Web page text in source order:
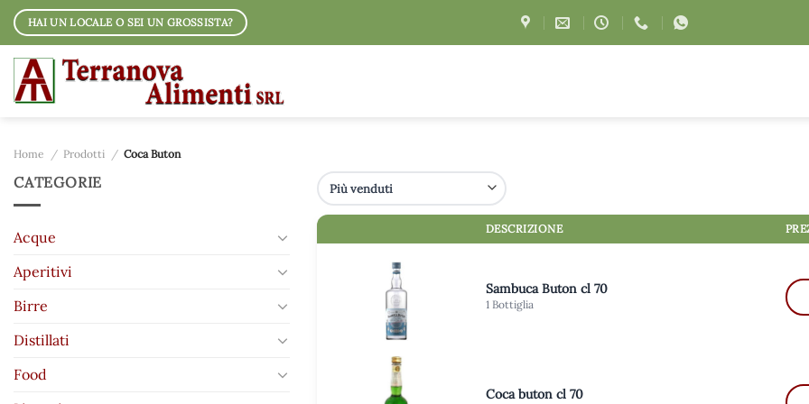
Salta
contenuti
HAI UN LOCALE O SEI UN GROSSISTA?
Home / Prodotti / Coca Buton
CATEGORIE
Acque
Aperitivi
Birre
Distillati
Food
DESCRIZIONE
Sambuca Buton cl 70
1 Bottiglia
Coca buton cl 70